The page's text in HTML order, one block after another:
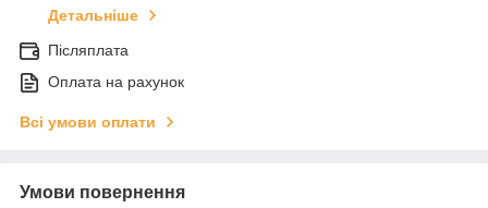
Детальніше
Післяплата
Оплата на рахунок
Всі умови оплати
Умови повернення